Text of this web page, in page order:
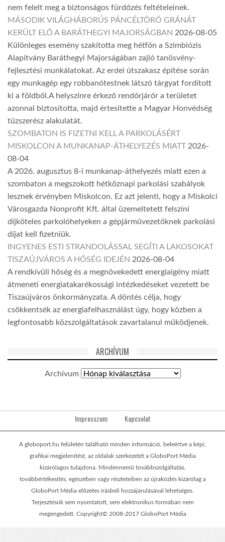
nem felelt meg a biztonságos fürdőzés feltételeinek.
MÁSODIK VILÁGHÁBORÚS PÁNCÉLTÖRŐ GRÁNÁT
KERÜLT ELŐ A BARÁTHEGYI MAJORSÁGBAN 2026-08-05
Különleges esemény szakította meg hétfőn a Szimbiózis
Alapítvány Baráthegyi Majorságában zajló tanösvény-
fejlesztési munkálatokat. Az erdei útszakasz építése során
egy munkagép egy robbanótestnek látszó tárgyat fordított
ki a földből.A helyszínre érkező rendőrjárőr a területet
azonnal biztosította, majd értesítette a Magyar Honvédség
tűzszerész alakulatát.
SZOMBATON IS FIZETNI KELL A PARKOLÁSÉRT
MISKOLCON A MUNKANAP-ÁTHELYEZÉS MIATT 2026-
08-04
A 2026. augusztus 8-i munkanap-áthelyezés miatt ezen a
szombaton a megszokott hétköznapi parkolási szabályok
lesznek érvényben Miskolcon. Ez azt jelenti, hogy a Miskolci
Városgazda Nonprofit Kft. által üzemeltetett felszíni
díjköteles parkolóhelyeken a gépjárművezetőknek parkolási
díjat kell fizetniük.
INGYENES ESTI STRANDOLÁSSAL SEGÍTI A LAKOSOKAT
TISZAÚJVÁROS A HŐSÉG IDEJÉN 2026-08-04
A rendkívüli hőség és a megnövekedett energiaigény miatt
átmeneti energiatakarékossági intézkedéseket vezetett be
Tiszaújváros önkormányzata. A döntés célja, hogy
csökkentsék az energiafelhasználást úgy, hogy közben a
legfontosabb közszolgáltatások zavartalanul működjenek.
ARCHÍVUM
Archívum
Impresszum Kapcsolat
A globoport.hu felületén található minden információ, beleértve a képi,
grafikai megjelenítést, az oldalak szerkezetét a GloboPort Média
kizárólagos tulajdona. Mindennemű továbbszolgáltatás,
továbbértékesítés, egészében vagy részleteiben az újraközlés kizárólag a
GloboPort Média előzetes írásbeli hozzájárulásával lehetséges.
Terjesztésük sem nyomtatott, sem elektronikus formában nem
megengedett. Copyright© 2008-2017 GloboPort Média